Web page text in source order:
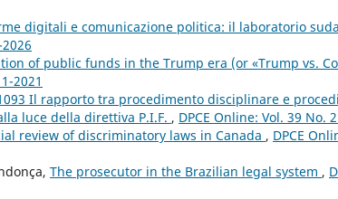
digitali e comunicazione politica: il laboratorio
of public funds in the Trump era (or «Trump vs.
2021
Il rapporto tra procedimento disciplinare e
luce della direttiva P.I.F. , DPCE Online: Vol. 39 No.
review of discriminatory laws in Canada , DPCE
The prosecutor in the Brazilian legal system ,